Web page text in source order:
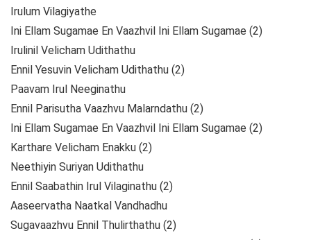
Irulum Vilagiyathe
Ini Ellam Sugamae En Vaazhvil Ini Ellam Sugamae (2)
Irulinil Velicham Udithathu
Ennil Yesuvin Velicham Udithathu (2)
Paavam Irul Neeginathu
Ennil Parisutha Vaazhvu Malarndathu (2)
Ini Ellam Sugamae En Vaazhvil Ini Ellam Sugamae (2)
Karthare Velicham Enakku (2)
Neethiyin Suriyan Udithathu
Ennil Saabathin Irul Vilaginathu (2)
Aaseervatha Naatkal Vandhadhu
Sugavaazhvu Ennil Thulirthathu (2)